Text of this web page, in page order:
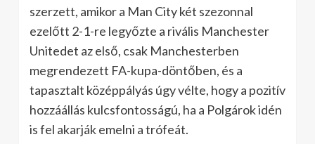
szerzett, amikor a Man City két szezonnal
ezelőtt 2-1-re legyőzte a rivális Manchester
Unitedet az első, csak Manchesterben
megrendezett FA-kupa-döntőben, és a
tapasztalt középpályás úgy vélte, hogy a pozitív
hozzáállás kulcsfontosságú, ha a Polgárok idén
is fel akarják emelni a trófeát.